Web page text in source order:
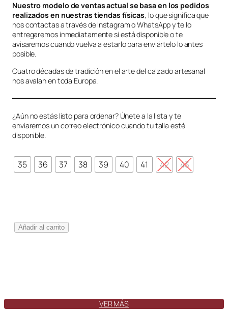
Nuestro modelo de ventas actual se basa en los pedidos
realizados en nuestras tiendas físicas, lo que significa que
nos contactas a través de Instagram o WhatsApp y te lo
entregaremos inmediatamente si está disponible o te
avisaremos cuando vuelva a estarlo para enviártelo lo antes
posible.
Cuatro décadas de tradición en el arte del calzado artesanal
nos avalan en toda Europa.
¿Aún no estás listo para ordenar? Únete a la lista y te
enviaremos un correo electrónico cuando tu talla esté
disponible.
35 36 37 38 39 40 41 42 43
V
t
Añadir al carrito
VER MÁS